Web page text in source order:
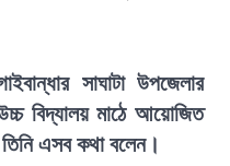
সাঘাটা উপজেলার
বিদ্যালয় মাঠে আয়োজিত
এসব কথা বলেন।